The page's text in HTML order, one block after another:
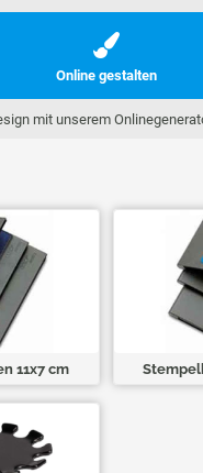
Online gestalten
mit unserem
11x7 cm